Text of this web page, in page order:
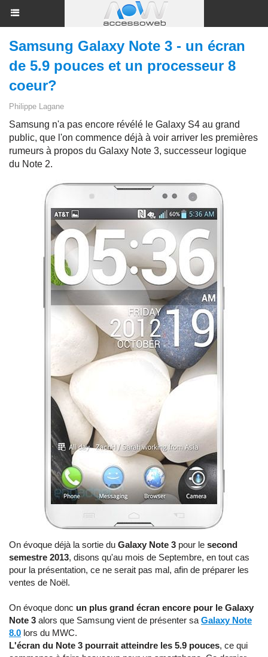
Samsung Galaxy Note 3 - un écran
de 5.9 pouces et un processeur 8
coeur?
Philippe Lagane
Samsung n'a pas encore révélé le Galaxy S4 au grand
public, que l'on commence déjà à voir arriver les premières
rumeurs à propos du Galaxy Note 3, successeur logique
du Note 2.
On évoque déjà la sortie du Galaxy Note 3 pour le second
semestre 2013, disons qu'au mois de Septembre, en tout cas
pour la présentation, ce ne serait pas mal, afin de préparer les
ventes de Noël.
On évoque donc un plus grand écran encore pour le Galaxy
Note 3 alors que Samsung vient de présenter sa Galaxy Note
8.0 lors du MWC.
L'écran du Note 3 pourrait atteindre les 5.9 pouces, ce qui